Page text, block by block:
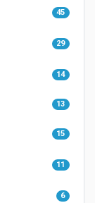
45
29
14
13
15
11
6